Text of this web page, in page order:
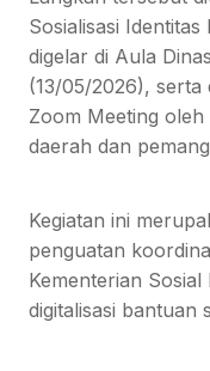
Sosialisasi
digelar di Aula
(13/05/2026), serta
Zoom Meeting
daerah dan
Kegiatan ini
penguatan
Kementerian
digitalisasi bantuan